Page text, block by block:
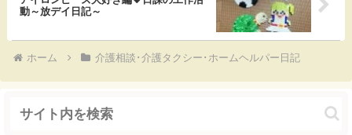
動～放デイ日記～
ホーム 介護相談･介護タクシー･ホームヘルパー日記